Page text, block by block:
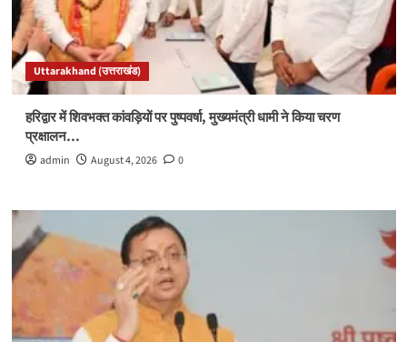
Uttarakhand (उत्तराखंड)
हरिद्वार में शिवभक्त कांवड़ियों पर पुष्पवर्षा, मुख्यमंत्री धामी ने किया चरण
प्रक्षालन…
admin August 4, 2026 0